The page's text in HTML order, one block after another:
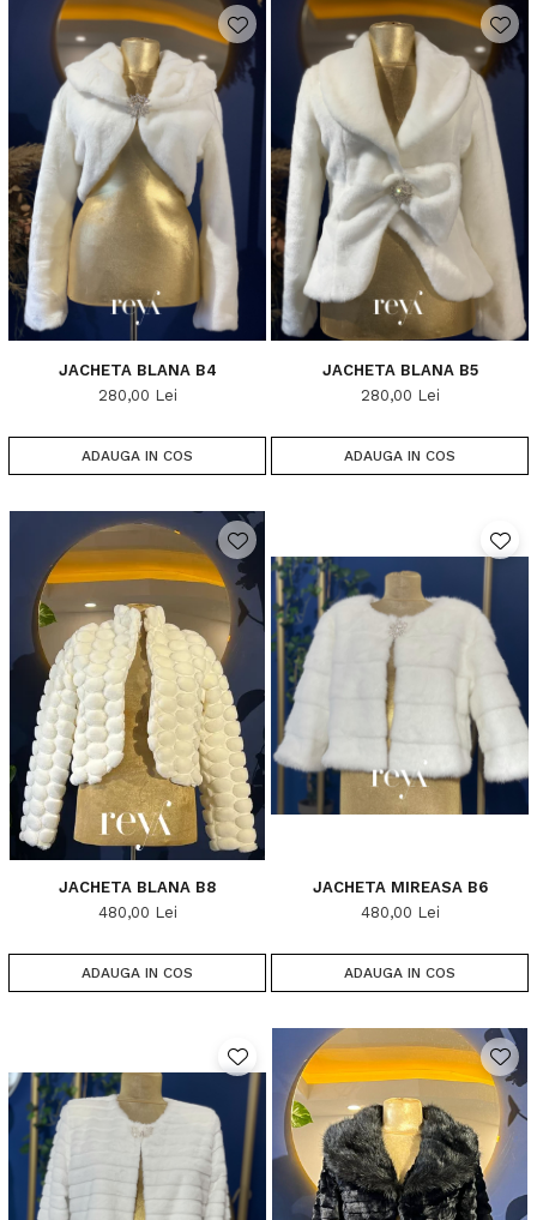
JACHETA BLANA B4
280,00 Lei
ADAUGA IN COS
JACHETA BLANA B5
280,00 Lei
ADAUGA IN COS
JACHETA BLANA B8
480,00 Lei
ADAUGA IN COS
JACHETA MIREASA B6
480,00 Lei
ADAUGA IN COS